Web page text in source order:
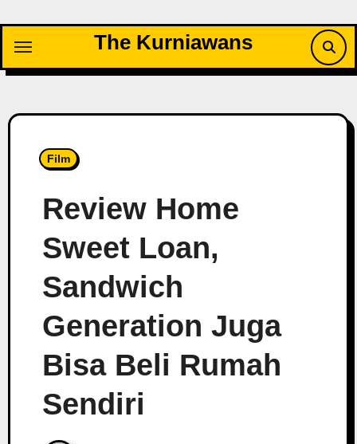
content
The Kurniawans
Film
Review Home
Sweet Loan,
Sandwich
Generation Juga
Bisa Beli Rumah
Sendiri